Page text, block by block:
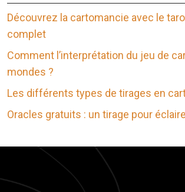
Découvrez la cartomancie avec le
complet
Comment l’interprétation du jeu de
mondes ?
Les différents types de tirages en
Oracles gratuits : un tirage pour